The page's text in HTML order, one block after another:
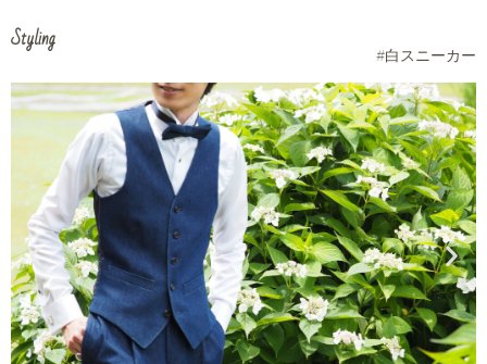
Styling #白スニーカー